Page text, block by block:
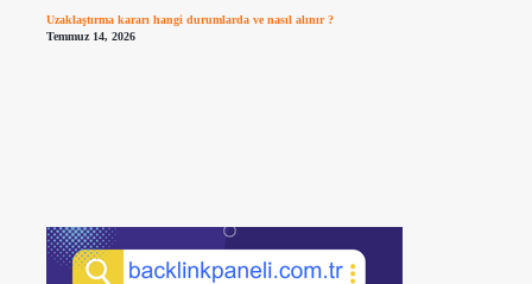
Uzaklaştırma kararı hangi durumlarda ve nasıl alınır ?
Temmuz 14, 2026